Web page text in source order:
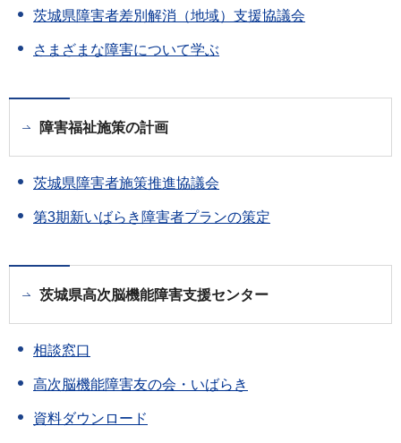
茨城県障害者差別解消（地域）支援協議会
さまざまな障害について学ぶ
障害福祉施策の計画
茨城県障害者施策推進協議会
第3期新いばらき障害者プランの策定
茨城県高次脳機能障害支援センター
相談窓口
高次脳機能障害友の会・いばらき
資料ダウンロード